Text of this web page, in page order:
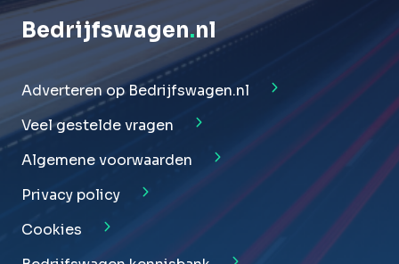
Bedrijfswagen.nl
Adverteren op Bedrijfswagen.nl
Veel gestelde vragen
Algemene voorwaarden
Privacy policy
Cookies